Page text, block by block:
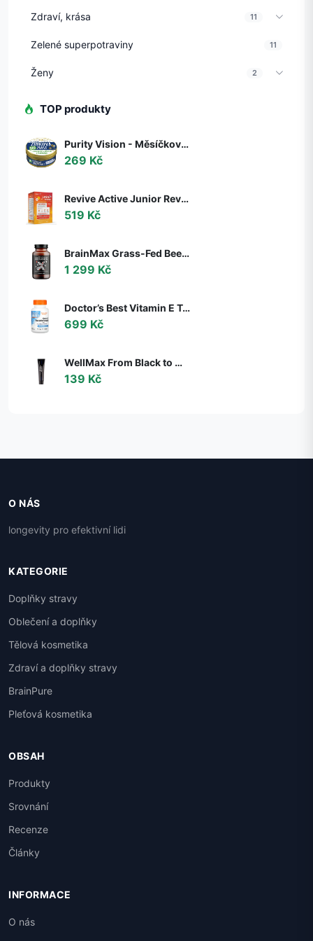
Zdraví, krása 11
Zelené superpotraviny 11
Ženy 2
TOP produkty
Purity Vision - Měsíčková Zinková mast BIO, 150 ml
269 Kč
Revive Active Junior Revive, podpora imunity, děti 4-12 let, 20 sáčků
519 Kč
BrainMax Grass-Fed Beef Organ complex, hovězí orgány, 240 kapslí
1 299 Kč
Doctor’s Best Vitamin E Tocotrienols, 50 mg, 60 softgelových kapslí
699 Kč
WellMax From Black to White, Černá bělící zubní pasta, 105 g
139 Kč
O NÁS
longevity pro efektivní lidi
KATEGORIE
Doplňky stravy
Oblečení a doplňky
Tělová kosmetika
Zdraví a doplňky stravy
BrainPure
Pleťová kosmetika
OBSAH
Produkty
Srovnání
Recenze
Články
INFORMACE
O nás